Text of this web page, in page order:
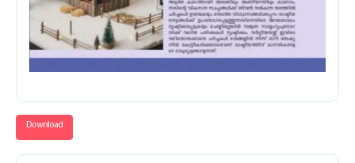
Download